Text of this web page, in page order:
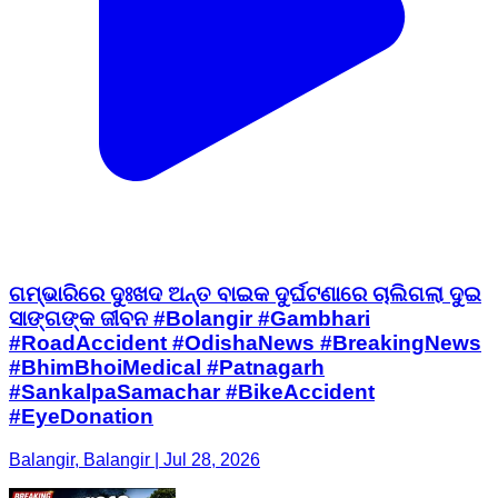
ଗମ୍ଭାରିରେ ଦୁଃଖଦ ଅନ୍ତ ବାଇକ ଦୁର୍ଘଟଣାରେ ଚାଲିଗଲା ଦୁଇ
ସାଙ୍ଗଙ୍କ ଜୀବନ #Bolangir #Gambhari
#RoadAccident #OdishaNews #BreakingNews
#BhimBhoiMedical #Patnagarh
#SankalpaSamachar #BikeAccident
#EyeDonation
Balangir, Balangir | Jul 28, 2026